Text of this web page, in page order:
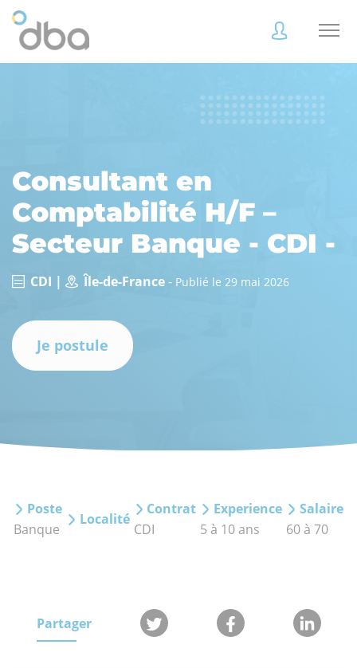
Accès
client
Accès
client
Consultant en
Comptabilité H/F –
Secteur Banque - CDI -
CDI | Île-de-France- Publié le 29 mai 2026
Je postule
Poste
Banque
Localité
Contrat
CDI
Experience
5 à 10 ans
Salaire
60 à 70
Partager